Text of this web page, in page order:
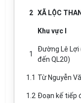
2 XÃ LỘC
Khu vực I
1
Đường Lê
đến QL20)
1.1 Từ Nguyễn
1.2 Đoạn kế tiếp